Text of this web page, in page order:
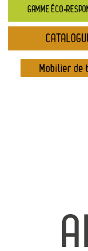
GAMME ÉCO-
Contact
Catalogue
→ Nouveautés
→ Gamme éco-
Mobilier de